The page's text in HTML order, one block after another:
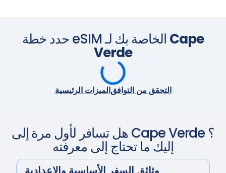
Cape
Verde
الميزات الرئيسيةالتحقق من التوافق
هل تسافر لأول مرة إلىCape Verde
إليك ما تحتاج إلى معرفته